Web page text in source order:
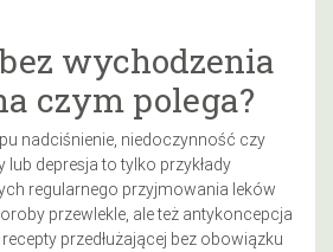
wychodzenia
czym polega?
nadciśnienie, niedoczynność czy
depresja to tylko przykłady
regularnego przyjmowania leków
przewlekle, ale też antykoncepcja
przedłużającej bez obowiązku